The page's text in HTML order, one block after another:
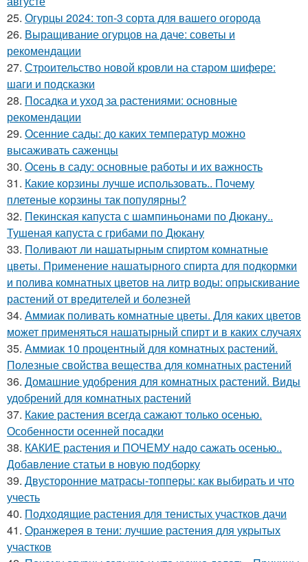
25. Огурцы 2024: топ-3 сорта для вашего огорода
26. Выращивание огурцов на даче: советы и
рекомендации
27. Строительство новой кровли на старом шифере:
шаги и подсказки
28. Посадка и уход за растениями: основные
рекомендации
29. Осенние сады: до каких температур можно
высаживать саженцы
30. Осень в саду: основные работы и их важность
31. Какие корзины лучше использовать.. Почему
плетеные корзины так популярны?
32. Пекинская капуста с шампиньонами по Дюкану..
Тушеная капуста с грибами по Дюкану
33. Поливают ли нашатырным спиртом комнатные
цветы. Применение нашатырного спирта для подкормки
и полива комнатных цветов на литр воды: опрыскивание
растений от вредителей и болезней
34. Аммиак поливать комнатные цветы. Для каких цветов
может применяться нашатырный спирт и в каких случаях
35. Аммиак 10 процентный для комнатных растений.
Полезные свойства вещества для комнатных растений
36. Домашние удобрения для комнатных растений. Виды
удобрений для комнатных растений
37. Какие растения всегда сажают только осенью.
Особенности осенней посадки
38. КАКИЕ растения и ПОЧЕМУ надо сажать осенью..
Добавление статьи в новую подборку
39. Двусторонние матрасы-топперы: как выбирать и что
учесть
40. Подходящие растения для тенистых участков дачи
41. Оранжерея в тени: лучшие растения для укрытых
участков